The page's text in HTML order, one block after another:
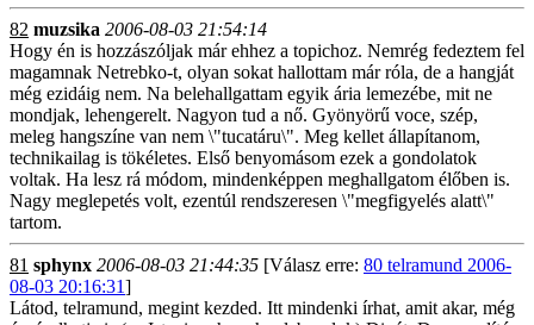
82 muzsika 2006-08-03 21:54:14
Hogy én is hozzászóljak már ehhez a topichoz. Nemrég fedeztem fel
magamnak Netrebko-t, olyan sokat hallottam már róla, de a hangját
még ezidáig nem. Na belehallgattam egyik ária lemezébe, mit ne
mondjak, lehengerelt. Nagyon tud a nő. Gyönyörű voce, szép,
meleg hangszíne van nem \"tucatáru\". Meg kellet állapítanom,
technikailag is tökéletes. Első benyomásom ezek a gondolatok
voltak. Ha lesz rá módom, mindenképpen meghallgatom élőben is.
Nagy meglepetés volt, ezentúl rendszeresen \"megfigyelés alatt\"
tartom.
81 sphynx 2006-08-03 21:44:35 [Válasz erre: 80 telramund 2006-
08-03 20:16:31]
Látod, telramund, megint kezded. Itt mindenki írhat, amit akar, még